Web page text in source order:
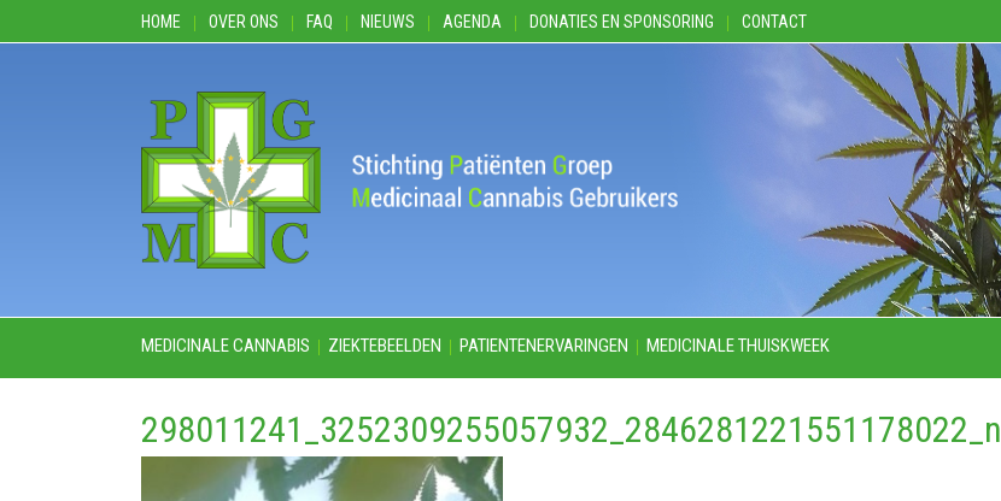
HOME OVER ONS FAQ NIEUWS AGENDA DONATIES EN SPONSORING CONTACT
MEDICINALE CANNABIS ZIEKTEBEELDEN PATIENTENERVARINGEN MEDICINALE THUISKWEEK
298011241_3252309255057932_2846281221551178022_n